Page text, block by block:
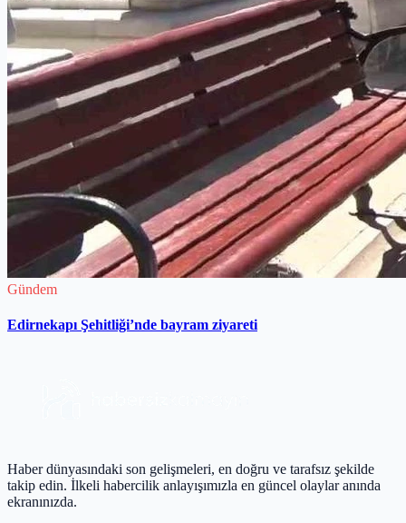
Gündem
Edirnekapı Şehitliği’nde bayram ziyareti
Haber dünyasındaki son gelişmeleri, en doğru ve tarafsız şekilde
takip edin. İlkeli habercilik anlayışımızla en güncel olaylar anında
ekranınızda.